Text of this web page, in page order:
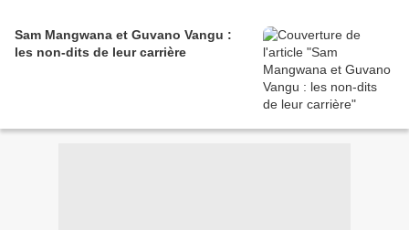
Sam Mangwana et Guvano Vangu :
les non-dits de leur carrière